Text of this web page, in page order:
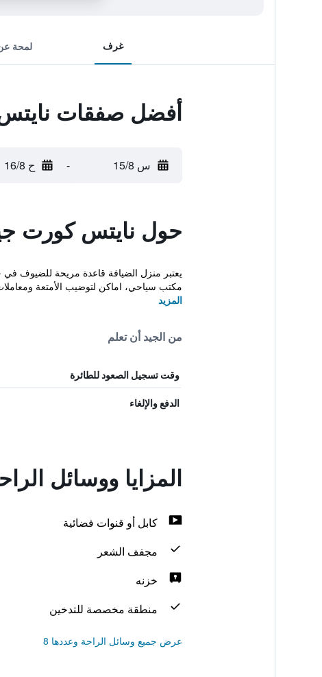
غرف لمحة
أفضل صفقات
س 15/8 - ح 16/8
حول نايتس كورت
يعتبر منزل الضيافة قاعدة مريحة للضيوف في
مكتب سياحي، اماكن لتوضيب الأمتعة
المزيد
من الجيد أن تعلم
وقت تسجيل الصعود للطائرة
الدفع والإلغاء
المزايا ووسائل
كابل أو قنوات فضائية
مجفف الشعر
خزنه
منطقة مخصصة للتدخين
عرض جميع وسائل الراحة وعددها 8